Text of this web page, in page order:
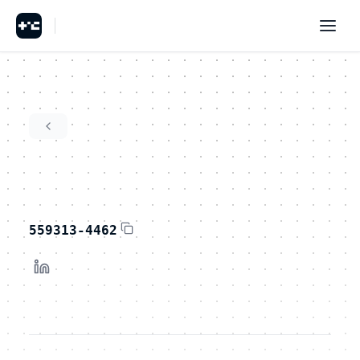
559313-4462